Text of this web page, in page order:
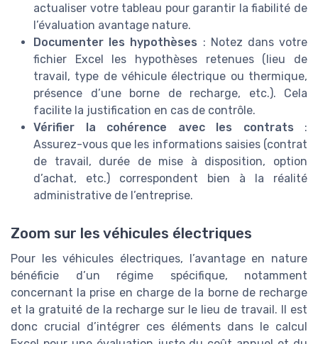
actualiser votre tableau pour garantir la fiabilité de
l’évaluation avantage nature.
Documenter les hypothèses : Notez dans votre
fichier Excel les hypothèses retenues (lieu de
travail, type de véhicule électrique ou thermique,
présence d’une borne de recharge, etc.). Cela
facilite la justification en cas de contrôle.
Vérifier la cohérence avec les contrats :
Assurez-vous que les informations saisies (contrat
de travail, durée de mise à disposition, option
d’achat, etc.) correspondent bien à la réalité
administrative de l’entreprise.
Zoom sur les véhicules électriques
Pour les véhicules électriques, l’avantage en nature
bénéficie d’un régime spécifique, notamment
concernant la prise en charge de la borne de recharge
et la gratuité de la recharge sur le lieu de travail. Il est
donc crucial d’intégrer ces éléments dans le calcul